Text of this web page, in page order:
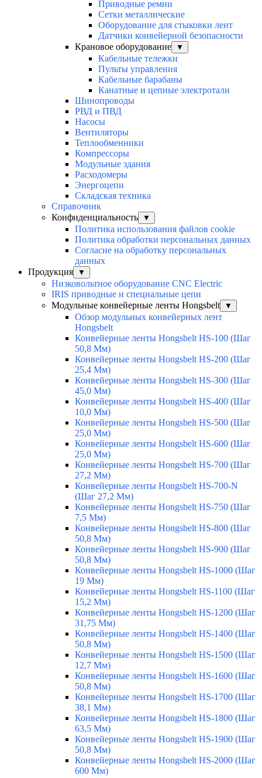
Приводные ремни
Сетки металлические
Оборудование для стыковки лент
Датчики конвейерной безопасности
Крановое оборудование
▼
Кабельные тележки
Пульты управления
Кабельные барабаны
Канатные и цепные электротали
Шинопроводы
РВД и ПВД
Насосы
Вентиляторы
Теплообменники
Компрессоры
Модульные здания
Расходомеры
Энергоцепи
Складская техника
Справочник
Конфиденциальность
▼
Политика использования файлов cookie
Политика обработки персональных данных
Согласие на обработку персональных
данных
Продукция
▼
Низковольтное оборудование CNC Electric
IRIS приводные и специальные цепи
Модульные конвейерные ленты Hongsbelt
▼
Обзор модульных конвейерных лент
Hongsbelt
Конвейерные ленты Hongsbelt HS-100 (Шаг
50,8 Мм)
Конвейерные ленты Hongsbelt HS-200 (Шаг
25,4 Мм)
Конвейерные ленты Hongsbelt HS-300 (Шаг
45,0 Мм)
Конвейерные ленты Hongsbelt HS-400 (Шаг
10,0 Мм)
Конвейерные ленты Hongsbelt HS-500 (Шаг
25,0 Мм)
Конвейерные ленты Hongsbelt HS-600 (Шаг
25,0 Мм)
Конвейерные ленты Hongsbelt HS-700 (Шаг
27,2 Мм)
Конвейерные ленты Hongsbelt HS-700-N
(Шаг 27,2 Мм)
Конвейерные ленты Hongsbelt HS-750 (Шаг
7,5 Мм)
Конвейерные ленты Hongsbelt HS-800 (Шаг
50,8 Мм)
Конвейерные ленты Hongsbelt HS-900 (Шаг
50,8 Мм)
Конвейерные ленты Hongsbelt HS-1000 (Шаг
19 Мм)
Конвейерные ленты Hongsbelt HS-1100 (Шаг
15,2 Мм)
Конвейерные ленты Hongsbelt HS-1200 (Шаг
31,75 Мм)
Конвейерные ленты Hongsbelt HS-1400 (Шаг
50,8 Мм)
Конвейерные ленты Hongsbelt HS-1500 (Шаг
12,7 Мм)
Конвейерные ленты Hongsbelt HS-1600 (Шаг
50,8 Мм)
Конвейерные ленты Hongsbelt HS-1700 (Шаг
38,1 Мм)
Конвейерные ленты Hongsbelt HS-1800 (Шаг
63,5 Мм)
Конвейерные ленты Hongsbelt HS-1900 (Шаг
50,8 Мм)
Конвейерные ленты Hongsbelt HS-2000 (Шаг
600 Мм)